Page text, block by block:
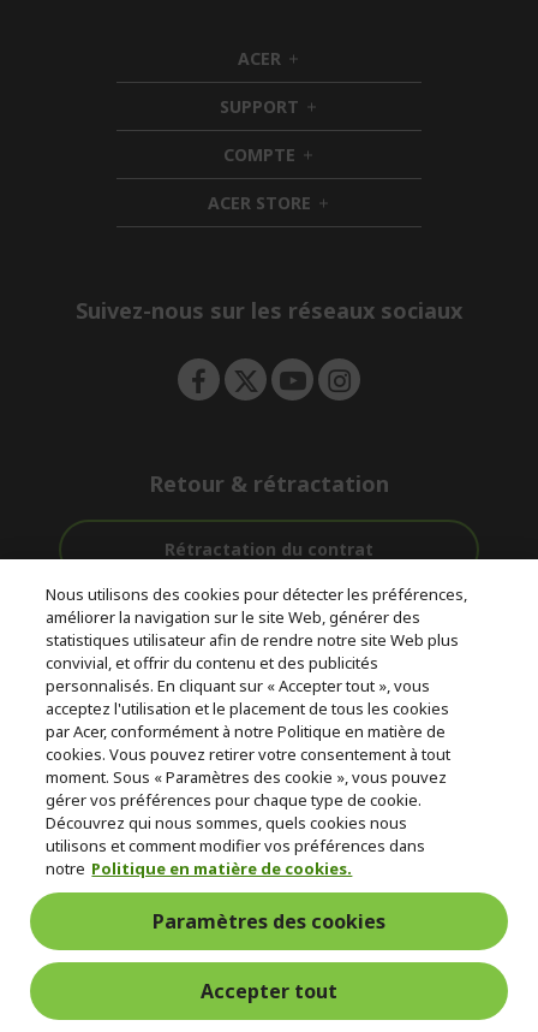
ACER h
i
d
d
e
n
SUPPORT h
i
d
d
e
n
COMPTE h
i
d
d
ACER STORE h
i
e
Suivez-nous sur les réseaux sociaux
Retour & rétractation
Rétractation du contrat
Livraison
Gratuite
Accompagnement
avant et après-
vente
Avec 0%
D'intérêt
© 2026 Acer Inc.
CPYou BV est le revendeur et marchand agréé pour les produits et
services proposés au sein de ce magasin.
France Metropolitaine
Nous utilisons des cookies pour détecter les préférences,
améliorer la navigation sur le site Web, générer des
statistiques utilisateur afin de rendre notre site Web plus
convivial, et offrir du contenu et des publicités
personnalisés. En cliquant sur « Accepter tout », vous
acceptez l'utilisation et le placement de tous les cookies
par Acer, conformément à notre Politique en matière de
cookies. Vous pouvez retirer votre consentement à tout
moment. Sous « Paramètres des cookie », vous pouvez
gérer vos préférences pour chaque type de cookie.
Découvrez qui nous sommes, quels cookies nous
utilisons et comment modifier vos préférences dans
notre Politique en matière de cookies.
Paramètres des cookies
Accepter tout